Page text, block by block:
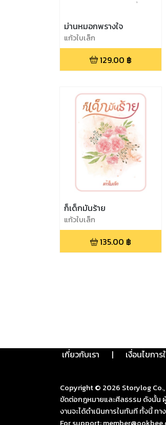
ม่านหมอกพรางใจ
แก้วใบเล็ก
129.00 ฿
ก็เด็กมันร้าย
แก้วใบเล็ก
135.00 ฿
เกี่ยวกับเรา | เงื่อนไขกา
Copyright © 2026 Storylog
ขัดต่อกฎหมายและศีลธรรม ดังนั้น
งานจะได้ดำเนินการในทันที ทั้งนี้